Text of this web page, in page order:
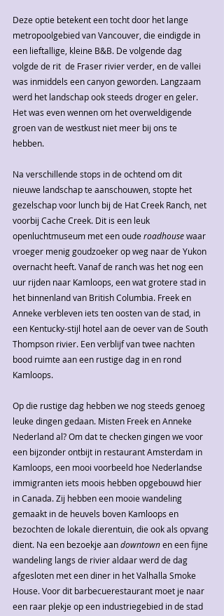
Deze optie betekent een tocht door het lange
metropoolgebied van Vancouver, die eindigde in
een lieftallige, kleine B&B. De volgende dag
volgde de rit  de Fraser rivier verder, en de vallei
was inmiddels een canyon geworden. Langzaam
werd het landschap ook steeds droger en geler.
Het was even wennen om het overweldigende
groen van de westkust niet meer bij ons te
hebben.
Na verschillende stops in de ochtend om dit
nieuwe landschap te aanschouwen, stopte het
gezelschap voor lunch bij de Hat Creek Ranch, net
voorbij Cache Creek. Dit is een leuk
openluchtmuseum met een oude roadhouse waar
vroeger menig goudzoeker op weg naar de Yukon
overnacht heeft. Vanaf de ranch was het nog een
uur rijden naar Kamloops, een wat grotere stad in
het binnenland van British Columbia. Freek en
Anneke verbleven iets ten oosten van de stad, in
een Kentucky-stijl hotel aan de oever van de South
Thompson rivier. Een verblijf van twee nachten
bood ruimte aan een rustige dag in en rond
Kamloops.
Op die rustige dag hebben we nog steeds genoeg
leuke dingen gedaan. Misten Freek en Anneke
Nederland al? Om dat te checken gingen we voor
een bijzonder ontbijt in restaurant Amsterdam in
Kamloops, een mooi voorbeeld hoe Nederlandse
immigranten iets moois hebben opgebouwd hier
in Canada. Zij hebben een mooie wandeling
gemaakt in de heuvels boven Kamloops en
bezochten de lokale dierentuin, die ook als opvang
dient. Na een bezoekje aan downtown en een fijne
wandeling langs de rivier aldaar werd de dag
afgesloten met een diner in het Valhalla Smoke
House. Voor dit barbecuerestaurant moet je naar
een raar plekje op een industriegebied in de stad